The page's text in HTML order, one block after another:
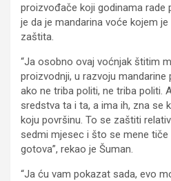
proizvođače koji godinama rade
je da je mandarina voće kojem
zaštita.
“Ja osobno ovaj voćnjak štitim
proizvodnji, u razvoju
ako ne triba politi, ne triba politi.
sredstva ta i ta, a ima ih, zna se
koju površinu. To se zaštiti
sedmi mjesec i što se mene
gotova”, rekao je Šuman.
“Ja ću vam pokazat sada, evo